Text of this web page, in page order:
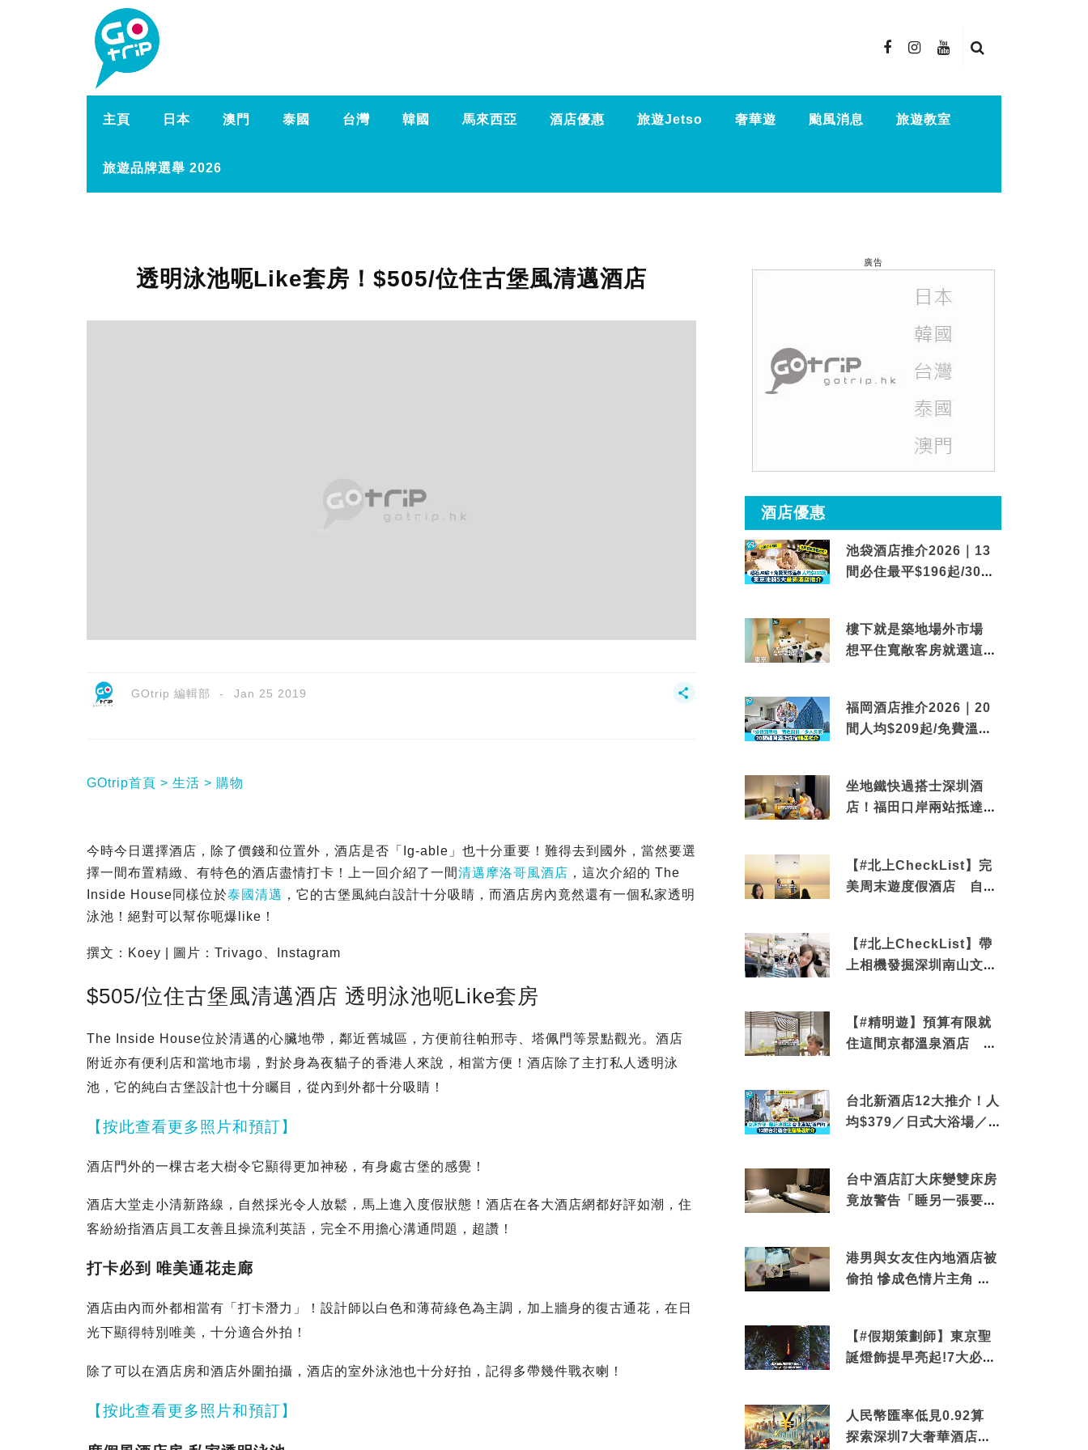
主頁 日本 澳門 泰國 台灣 韓國 馬來西亞 酒店優惠 旅遊Jetso 奢華遊 颱風消息 旅遊教室
旅遊品牌選舉 2026
透明泳池呃Like套房！$505/位住古堡風清邁酒店
GOtrip 編輯部 Jan 25 2019
GOtrip首頁 生活 購物
今時今日選擇酒店，除了價錢和位置外，酒店是否「Ig-able」也十分重要！難得去到國外，當然要選
擇一間布置精緻、有特色的酒店盡情打卡！上一回介紹了一間清邁摩洛哥風酒店 ，這次介紹的 The
Inside House同樣位於泰國清邁 ，它的古堡風純白設計十分吸睛，而酒店房內竟然還有一個私家透明
泳池！絕對可以幫你呃爆like！
撰文：Koey | 圖片：Trivago、Instagram
$505/位住古堡風清邁酒店 透明泳池呃Like套房
The Inside House位於清邁的心臟地帶，鄰近舊城區，方便前往帕邢寺、塔佩門等景點觀光。酒店
附近亦有便利店和當地市場，對於身為夜貓子的香港人來說，相當方便！酒店除了主打私人透明泳
池，它的純白古堡設計也十分矚目，從內到外都十分吸睛！
【按此查看更多照片和預訂】
酒店門外的一棵古老大樹令它顯得更加神秘，有身處古堡的感覺！
酒店大堂走小清新路線，自然採光令人放鬆，馬上進入度假狀態！酒店在各大酒店網都好評如潮，住
客紛紛指酒店員工友善且操流利英語，完全不用擔心溝通問題，超讚！
打卡必到 唯美通花走廊
酒店由內而外都相當有「打卡潛力」！設計師以白色和薄荷綠色為主調，加上牆身的復古通花，在日
光下顯得特別唯美，十分適合外拍！
除了可以在酒店房和酒店外圍拍攝，酒店的室外泳池也十分好拍，記得多帶幾件戰衣喇！
【按此查看更多照片和預訂】
廣告
酒店優惠
池袋酒店推介2026｜13
間必住最平$196起/30秒
樓下就是築地場外市場
想平住寬敞客房就選這間
福岡酒店推介2026｜20
間人均$209起/免費溫泉/
坐地鐵快過搭士深圳酒
店！福田口岸兩站抵達
【#北上CheckList】完
美周末遊度假酒店 自帶
【#北上CheckList】帶
上相機發掘深圳南山文藝
【#精明遊】預算有限就
住這間京都溫泉酒店 車
台北新酒店12大推介！人
均$379／日式大浴場／1
台中酒店訂大床變雙床房
竟放警告「睡另一張要加
港男與女友住內地酒店被
偷拍 慘成色情片主角 鏡
【#假期策劃師】東京聖
誕燈飾提早亮起!7大必去
人民幣匯率低見0.92算
探索深圳7大奢華酒店體